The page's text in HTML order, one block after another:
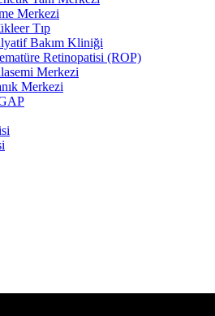
Merkezi
Tıp
Bakım Kliniği
Retinopatisi (ROP)
Merkezi
Merkezi